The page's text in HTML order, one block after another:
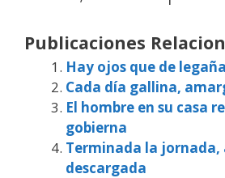
Publicaciones
Hay ojos que de
Cada día gallina,
El hombre en su casa
gobierna
Terminada la
descargada